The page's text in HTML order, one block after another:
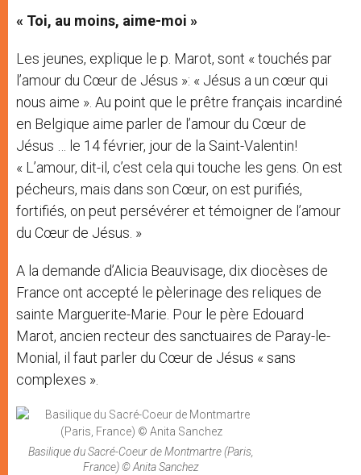
« Toi, au moins, aime-moi »
Les jeunes, explique le p. Marot, sont « touchés par
l’amour du Cœur de Jésus »: « Jésus a un cœur qui
nous aime ». Au point que le prêtre français incardiné
en Belgique aime parler de l’amour du Cœur de
Jésus … le 14 février, jour de la Saint-Valentin!
« L’amour, dit-il, c’est cela qui touche les gens. On est
pécheurs, mais dans son Cœur, on est purifiés,
fortifiés, on peut persévérer et témoigner de l’amour
du Cœur de Jésus. »
A la demande d’Alicia Beauvisage, dix diocèses de
France ont accepté le pèlerinage des reliques de
sainte Marguerite-Marie. Pour le père Edouard
Marot, ancien recteur des sanctuaires de Paray-le-
Monial, il faut parler du Cœur de Jésus « sans
complexes ».
Basilique du Sacré-Coeur de Montmartre (Paris,
France) © Anita Sanchez